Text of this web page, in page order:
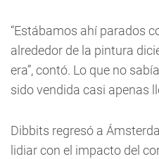
“Estábamos ahí parados
alrededor de la pintura
era”, contó. Lo que no
sido vendida casi apenas
Dibbits regresó a
lidiar con el impacto del